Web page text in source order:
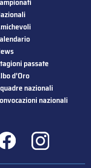
passate
d’Oro
nazionali
nazionali